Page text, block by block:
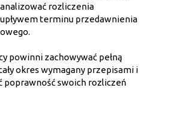
rozliczenia
terminu przedawnienia
powinni zachowywać pełną
okres wymagany przepisami i
poprawność swoich rozliczeń